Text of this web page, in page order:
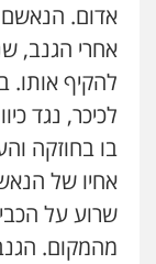
אדום. הנאשם
אחרי הגנב,
להקיף
לכיכר, נגד
בו בחוזקה
אחיו של
שרוע על
מהמקום.